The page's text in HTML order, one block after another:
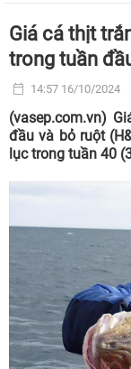
Giá cá thịt
trong tuần
14:57 16/10/2024
(vasep.com.vn)
đầu và bỏ ruột
lục trong tuần 40